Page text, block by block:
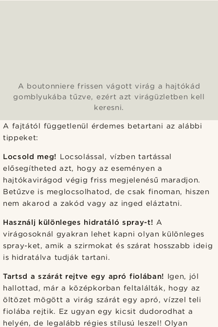
A boutonniere frissen vágott virág a hajtókád
gomblyukába tűzve, ezért azt virágüzletben kell
keresni.
A fajtától függetlenül érdemes betartani az alábbi
tippeket:
Locsold meg! Locsolással, vízben tartással
elősegítheted azt, hogy az eseményen a
hajtókavirágod végig friss megjelenésű maradjon.
Betűzve is meglocsolhatod, de csak finoman, hiszen
nem akarod a zakód vagy az inged eláztatni.
Használj különleges hidratáló spray-t! A
virágosoknál gyakran lehet kapni olyan különleges
spray-ket, amik a szirmokat és szárat hosszabb ideig
is hidratálva tudják tartani.
Tartsd a szárát rejtve egy apró fiolában! Igen, jól
hallottad, már a középkorban feltalálták, hogy az
öltözet mögött a virág szárát egy apró, vízzel teli
fiolába rejtik. Ez ugyan egy kicsit dudorodhat a
helyén, de legalább régies stílusú leszel! Olyan